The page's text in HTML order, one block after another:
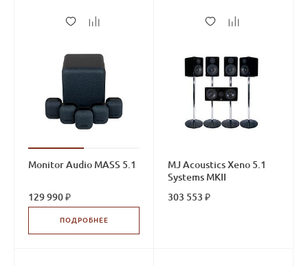
Monitor Audio MASS 5.1
129 990 ₽
ПОДРОБНЕЕ
MJ Acoustics Xeno 5.1
Systems MKII
303 553 ₽